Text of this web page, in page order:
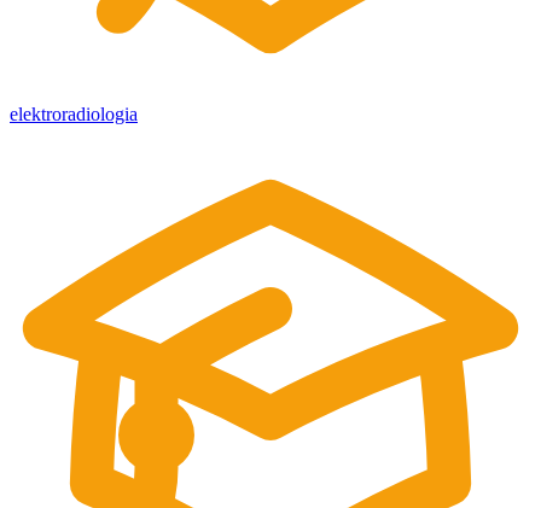
elektroradiologia